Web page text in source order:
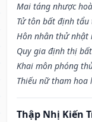
Mai táng nhược
Tử tôn bất định tẩu
Hôn nhân thử nhật
Quy gia định thị
Khai môn phóng
Thiếu nữ tham hoa
Thập Nhị Kiến